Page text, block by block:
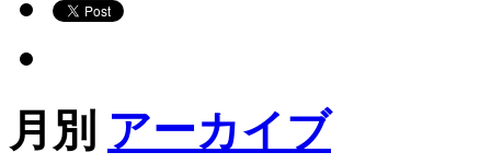
月別 アーカイブ